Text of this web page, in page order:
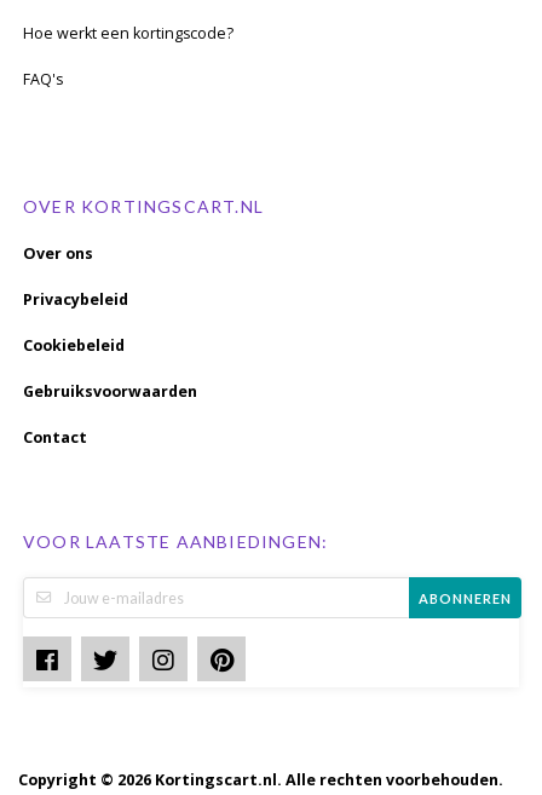
Hoe werkt een kortingscode?
FAQ's
OVER KORTINGSCART.NL
Over ons
Privacybeleid
Cookiebeleid
Gebruiksvoorwaarden
Contact
VOOR LAATSTE AANBIEDINGEN:
ABONNEREN
Copyright © 2026 Kortingscart.nl. Alle rechten voorbehouden.